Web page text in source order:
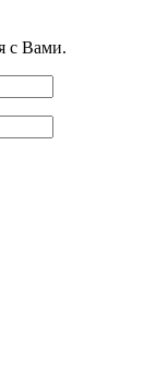
с Вами.